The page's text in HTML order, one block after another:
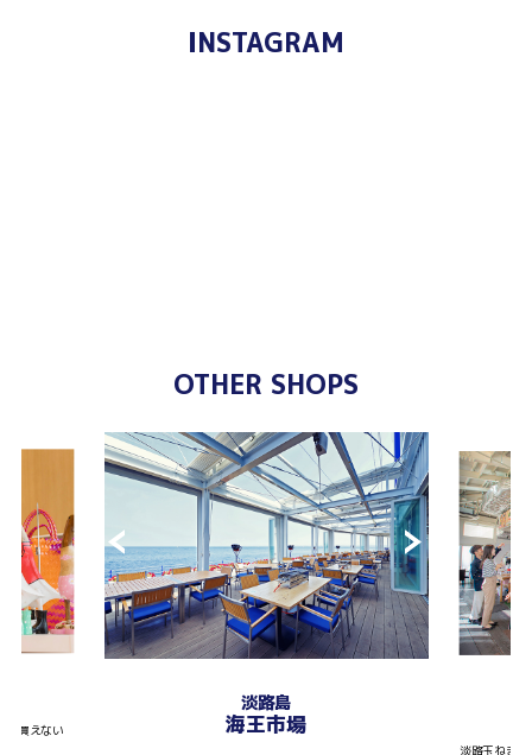
INSTAGRAM
OTHER SHOPS
か買えない
淡路島
海王市場
淡路玉ねぎ